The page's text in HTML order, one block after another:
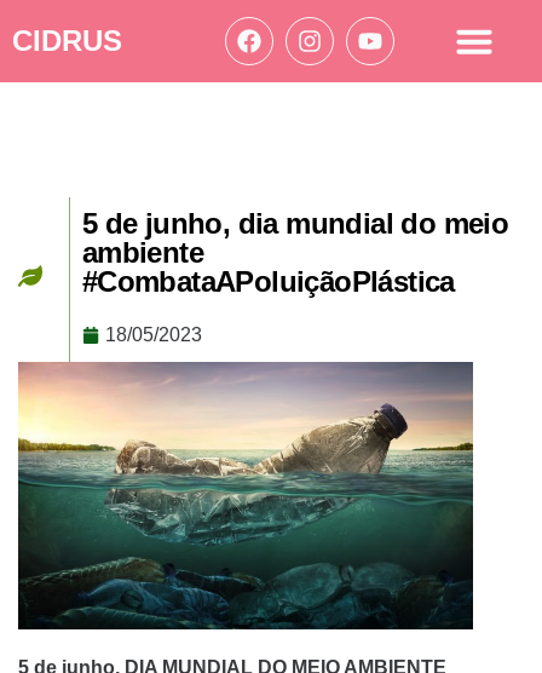
CIDRUS
5 de junho, dia mundial do meio
ambiente
#CombataAPoluiçãoPlástica
18/05/2023
5 de junho, DIA MUNDIAL DO MEIO AMBIENTE